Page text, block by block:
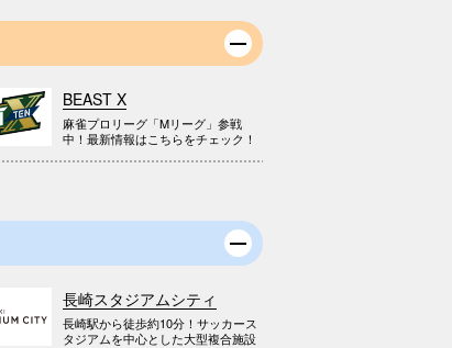
BEAST X
麻雀プロリーグ「Mリーグ」参戦
中！最新情報はこちらをチェック！
長崎スタジアムシティ
長崎駅から徒歩約10分！サッカース
タジアムを中心とした大型複合施設